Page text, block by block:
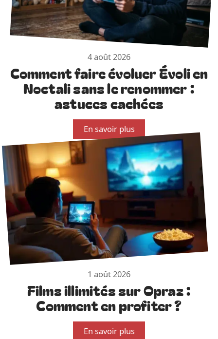
4 août 2026
Comment faire évoluer Évoli en
Noctali sans le renommer :
astuces cachées
En savoir plus
1 août 2026
Films illimités sur Opraz :
Comment en profiter ?
En savoir plus